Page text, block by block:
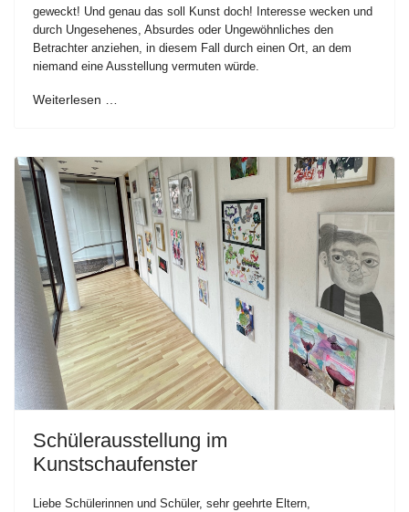
geweckt! Und genau das soll Kunst doch! Interesse wecken und
durch Ungesehenes, Absurdes oder Ungewöhnliches den
Betrachter anziehen, in diesem Fall durch einen Ort, an dem
niemand eine Ausstellung vermuten würde.
Weiterlesen …
Schülerausstellung im
Kunstschaufenster
Liebe Schülerinnen und Schüler, sehr geehrte Eltern,